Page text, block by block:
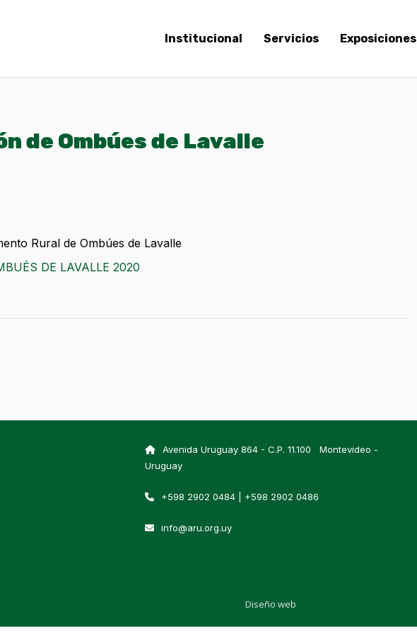
Institucional Servicios Exposiciones
de Ombúes de Lavalle
Rural de Ombúes de Lavalle
DE LAVALLE 2020
Avenida Uruguay 864 - C.P. 11.100 Montevideo -
Uruguay
+598 2902 0484 | +598 2902 0486
info@aru.org.uy
Diseño web